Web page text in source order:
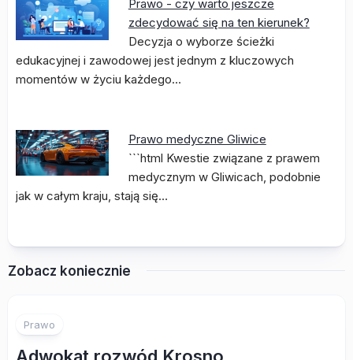
Prawo - czy warto jeszcze
zdecydować się na ten kierunek?
Decyzja o wyborze ścieżki
edukacyjnej i zawodowej jest jednym z kluczowych
momentów w życiu każdego…
Prawo medyczne Gliwice
```html Kwestie związane z prawem
medycznym w Gliwicach, podobnie
jak w całym kraju, stają się…
Zobacz koniecznie
Prawo
Adwokat rozwód Krosno